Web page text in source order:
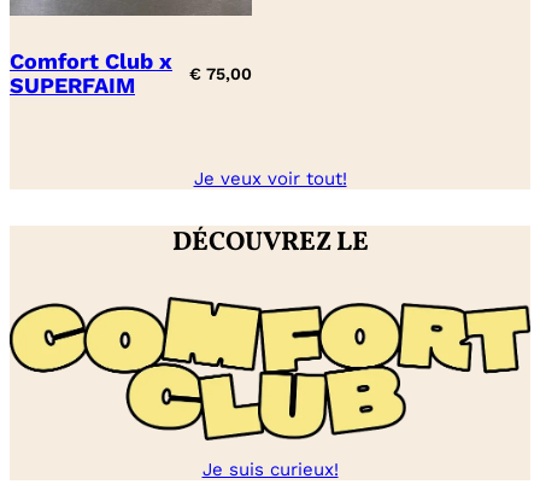
Comfort Club x
SUPERFAIM
€ 75,00
Je veux voir tout!
DÉCOUVREZ LE
Je suis curieux!